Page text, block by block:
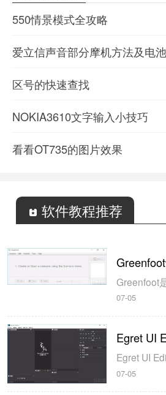
550情景模式全攻略
爱立信声音部分摩机方法及电
区号的快速查找
NOKIA3610文字输入小技巧
看看OT735的图片效果
软件教程推荐
07-05
07-05